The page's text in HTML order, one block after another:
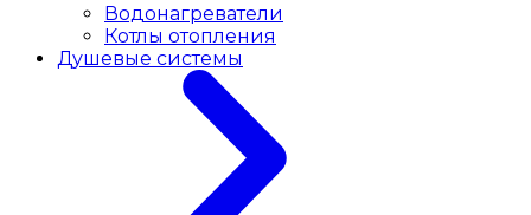
Водонагреватели
Котлы отопления
Душевые системы